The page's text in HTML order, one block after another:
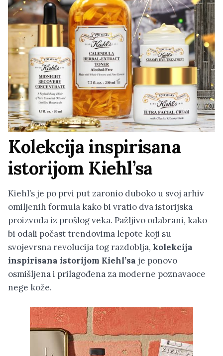
Kolekcija inspirisana
istorijom Kiehl’sa
Kiehl’s je po prvi put zaronio duboko u svoj arhiv
omiljenih formula kako bi vratio dva istorijska
proizvoda iz prošlog veka. Pažljivo odabrani, kako
bi odali počast trendovima lepote koji su
svojevrsna revolucija tog razdoblja, kolekcija
inspirisana istorijom Kiehl’sa je ponovo
osmišljena i prilagođena za moderne poznavaoce
nege kože.